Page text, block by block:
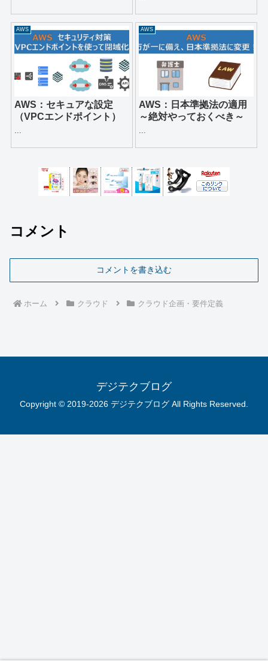
AWS
AWS：セキュアな設定
（VPCエンドポイント）
...
AWS
AWS：日本準拠法の適用
～絶対やっておくべき～
...
コメント
コメントを書き込む
ホーム クラウド クラウド企画・要件定義
デジテクブログ
Copyright © 2019-2026 デジテクブログ All Rights Reserved.